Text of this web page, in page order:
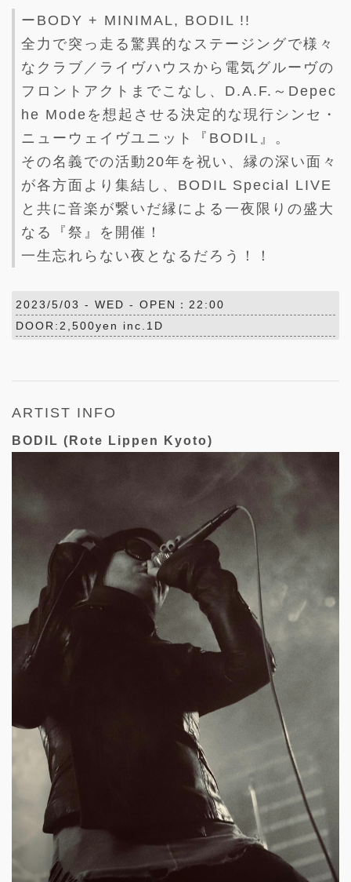
ーBODY + MINIMAL, BODIL !!
全力で突っ走る驚異的なステージングで様々
なクラブ／ライヴハウスから電気グルーヴの
フロントアクトまでこなし、D.A.F.～Depec
he Modeを想起させる決定的な現行シンセ・
ニューウェイヴユニット『BODIL』。
その名義での活動20年を祝い、縁の深い面々
が各方面より集結し、BODIL Special LIVE
と共に音楽が繋いだ縁による一夜限りの盛大
なる『祭』を開催！
一生忘れらない夜となるだろう！！
2023/5/03 - WED - OPEN：22:00
DOOR:2,500yen inc.1D
ARTIST INFO
BODIL (Rote Lippen Kyoto)